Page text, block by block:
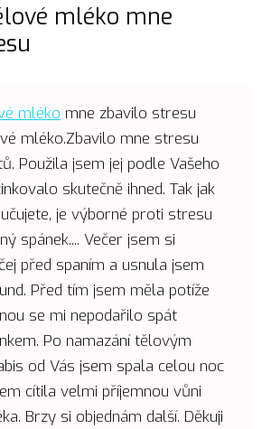
mléko mne
mléko mne zbavilo stresu
mléko.Zbavilo mne stresu
Použila jsem jej podle Vašeho
skutečně ihned. Tak jak
je výborné proti stresu
spánek.... Večer jsem si
před spaním a usnula jsem
Před tím jsem měla potíže
se mi nepodařilo spát
Po namazání tělovým
od Vás jsem spala celou noc
cítila velmi příjemnou vůni
Brzy si objednám další. Děkuji